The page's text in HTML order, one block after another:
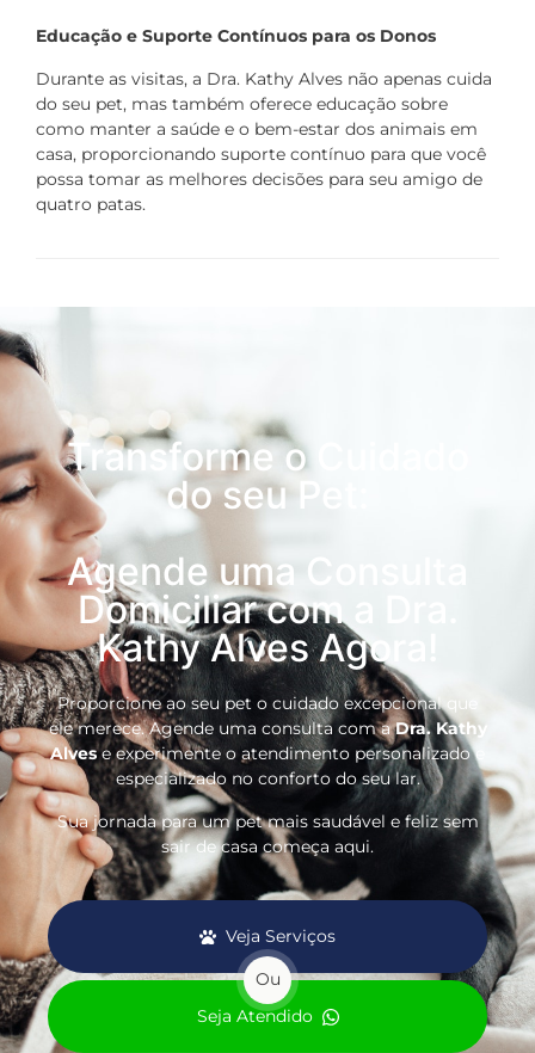
Educação e Suporte Contínuos para os Donos
Durante as visitas, a Dra. Kathy Alves não apenas cuida
do seu pet, mas também oferece educação sobre
como manter a saúde e o bem-estar dos animais em
casa, proporcionando suporte contínuo para que você
possa tomar as melhores decisões para seu amigo de
quatro patas.
Transforme o Cuidado
do seu Pet:
Agende uma Consulta
Domiciliar com a Dra.
Kathy Alves Agora!
Proporcione ao seu pet o cuidado excepcional que
ele merece. Agende uma consulta com aDra. Kathy
Alvese experimente o atendimento personalizado e
especializado no conforto do seu lar.
Sua jornada para um pet mais saudável e feliz sem
sair de casa começa aqui.
Veja Serviços
Ou
Seja Atendido